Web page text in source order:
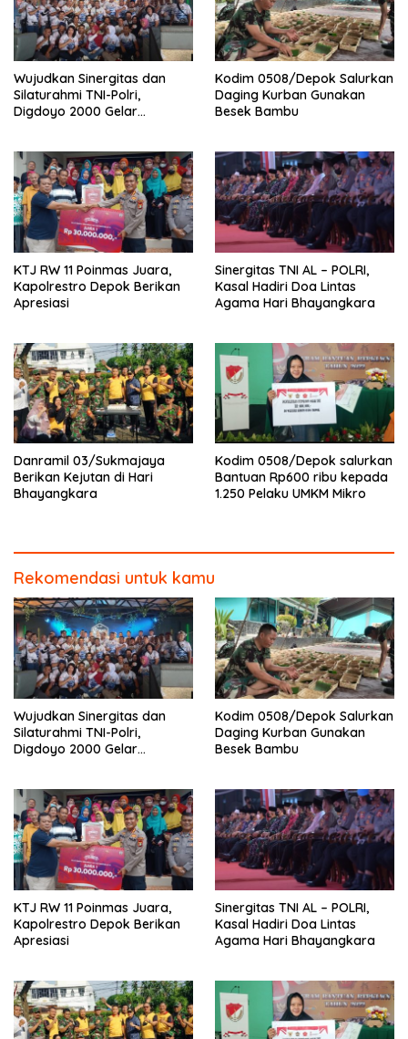
Wujudkan Sinergitas dan
Silaturahmi TNI-Polri,
Digdoyo 2000 Gelar
Kodim 0508/Depok Salurkan
Daging Kurban Gunakan
Besek Bambu
KTJ RW 11 Poinmas Juara,
Kapolrestro Depok Berikan
Apresiasi
Sinergitas TNI AL – POLRI,
Kasal Hadiri Doa Lintas
Agama Hari Bhayangkara
Danramil 03/Sukmajaya
Berikan Kejutan di Hari
Bhayangkara
Kodim 0508/Depok salurkan
Bantuan Rp600 ribu kepada
1.250 Pelaku UMKM Mikro
Rekomendasi untuk kamu
Wujudkan Sinergitas dan
Silaturahmi TNI-Polri,
Digdoyo 2000 Gelar
Kodim 0508/Depok Salurkan
Daging Kurban Gunakan
Besek Bambu
KTJ RW 11 Poinmas Juara,
Kapolrestro Depok Berikan
Apresiasi
Sinergitas TNI AL – POLRI,
Kasal Hadiri Doa Lintas
Agama Hari Bhayangkara